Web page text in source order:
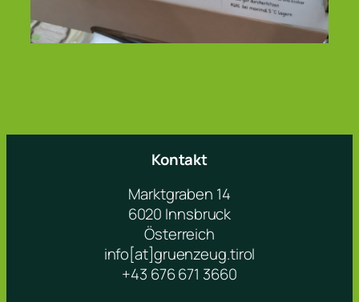
Kontakt
Marktgraben 14
6020 Innsbruck
Österreich
info[at]gruenzeug.tirol
+43 676 671 3660